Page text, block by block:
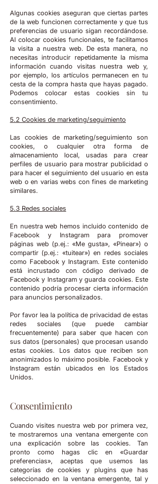
Algunas cookies aseguran que ciertas partes
de la web funcionen correctamente y que tus
preferencias de usuario sigan recordándose.
Al colocar cookies funcionales, te facilitamos
la visita a nuestra web. De esta manera, no
necesitas introducir repetidamente la misma
información cuando visitas nuestra web y,
por ejemplo, los artículos permanecen en tu
cesta de la compra hasta que hayas pagado.
Podemos colocar estas cookies sin tu
consentimiento.
5.2 Cookies de marketing/seguimiento
Las cookies de marketing/seguimiento son
cookies, o cualquier otra forma de
almacenamiento local, usadas para crear
perfiles de usuario para mostrar publicidad o
para hacer el seguimiento del usuario en esta
web o en varias webs con fines de marketing
similares.
5.3 Redes sociales
En nuestra web hemos incluido contenido de
Facebook y Instagram para promover
páginas web (p.ej.: «Me gusta», «Pinear») o
compartir (p.ej.: «tuitear») en redes sociales
como Facebook y Instagram. Este contenido
está incrustado con código derivado de
Facebook y Instagram y guarda cookies. Este
contenido podría procesar cierta información
para anuncios personalizados.
Por favor lea la política de privacidad de estas
redes sociales (que puede cambiar
frecuentemente) para saber que hacen con
sus datos (personales) que procesan usando
estas cookies. Los datos que reciben son
anonimizados lo máximo posible. Facebook y
Instagram están ubicados en los Estados
Unidos.
Consentimiento
Cuando visites nuestra web por primera vez,
te mostraremos una ventana emergente con
una explicación sobre las cookies. Tan
pronto como hagas clic en «Guardar
preferencias», aceptas que usemos las
categorías de cookies y plugins que has
seleccionado en la ventana emergente, tal y